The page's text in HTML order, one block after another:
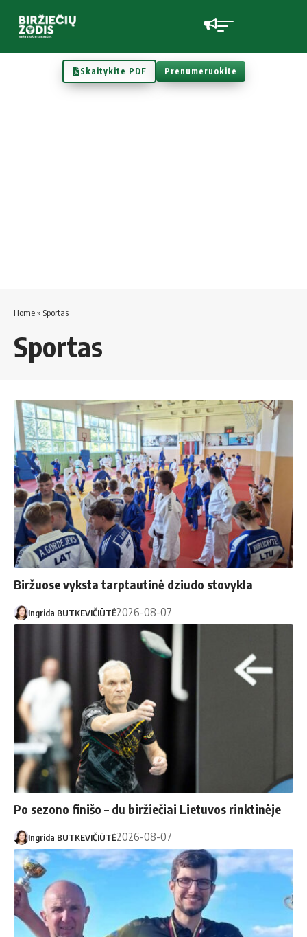
Skaitykite PDF Prenumeruokite
Home» Sportas
Sportas
Biržuose vyksta tarptautinė dziudo stovykla
Ingrida BUTKEVIČIŪTĖ2026-08-07
Po sezono finišo – du biržiečiai Lietuvos rinktinėje
Ingrida BUTKEVIČIŪTĖ2026-08-07